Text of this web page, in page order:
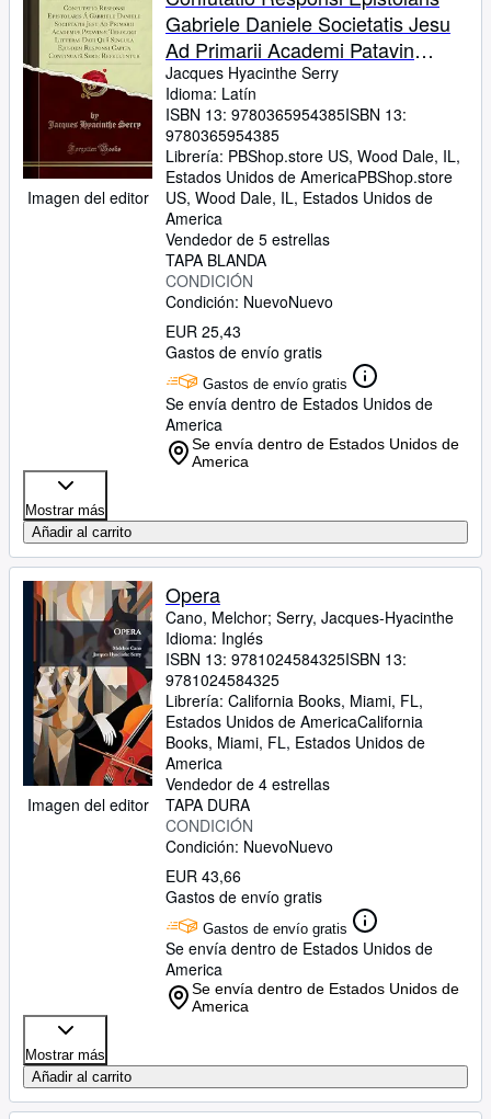
Imagen del editor
Gabriele Daniele Societatis Jesu
Ad Primarii Academi Patavin
Theologi Litteras Dati Qu Singula
Ejusdem Responsi Serie
Refelluntur Classic Reprint
Jacques Hyacinthe Serry
Idioma: Latín
ISBN 13: 9780365954385ISBN 13:
9780365954385
Librería: PBShop.store US, Wood Dale, IL,
Estados Unidos de AmericaPBShop.store
US, Wood Dale, IL, Estados Unidos de
America
Vendedor de 5 estrellas
TAPA BLANDA
CONDICIÓN
Condición: NuevoNuevo
EUR 25,43
Gastos de envío gratis
Gastos de envío gratis
Se envía dentro de Estados Unidos de
America
Se envía dentro de Estados Unidos de
America
Mostrar más
Añadir al carrito
Imagen del editor
Opera
Cano, Melchor; Serry, Jacques-Hyacinthe
Idioma: Inglés
ISBN 13: 9781024584325ISBN 13:
9781024584325
Librería: California Books, Miami, FL,
Estados Unidos de AmericaCalifornia
Books, Miami, FL, Estados Unidos de
America
Vendedor de 4 estrellas
TAPA DURA
CONDICIÓN
Condición: NuevoNuevo
EUR 43,66
Gastos de envío gratis
Gastos de envío gratis
Se envía dentro de Estados Unidos de
America
Se envía dentro de Estados Unidos de
America
Mostrar más
Añadir al carrito